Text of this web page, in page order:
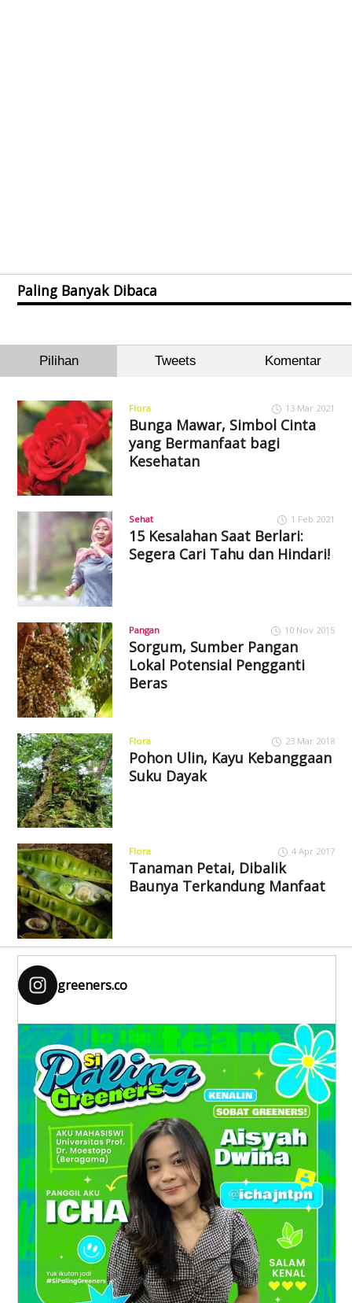
Paling Banyak Dibaca
Pilihan Tweets Komentar
Flora 13 Mar 2021
Bunga Mawar, Simbol Cinta
yang Bermanfaat bagi
Kesehatan
Sehat 1 Feb 2021
15 Kesalahan Saat Berlari:
Segera Cari Tahu dan Hindari!
Pangan 10 Nov 2015
Sorgum, Sumber Pangan
Lokal Potensial Pengganti
Beras
Flora 23 Mar 2018
Pohon Ulin, Kayu Kebanggaan
Suku Dayak
Flora 4 Apr 2017
Tanaman Petai, Dibalik
Baunya Terkandung Manfaat
greeners.co